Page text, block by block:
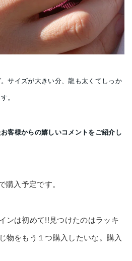
サイズが大きい分、龍も太くてしっか
。
客様からの嬉しいコメントをご紹介し
購入予定です。
ンは初めて!!見つけたのはラッキ
物をもう１つ購入したいな。購入